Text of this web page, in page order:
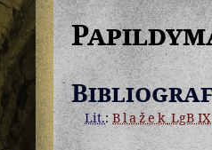
Lit.:BlažekLgB IX